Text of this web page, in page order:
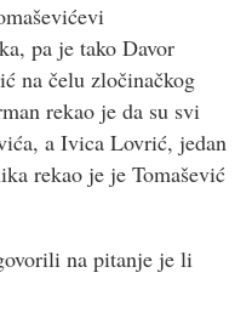
pa je tako Davor
na čelu zločinačkog
rekao je da su svi
a Ivica Lovrić, jedan
rekao je je Tomašević
na pitanje je li